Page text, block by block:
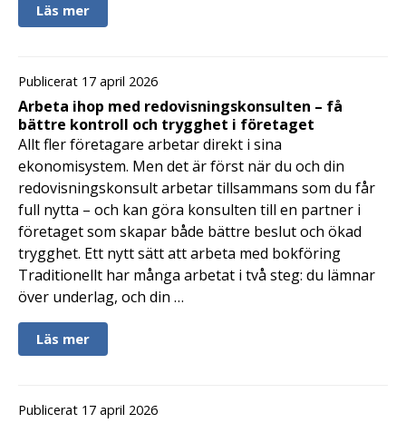
Läs mer
Publicerat 17 april 2026
Arbeta ihop med redovisningskonsulten – få
bättre kontroll och trygghet i företaget
Allt fler företagare arbetar direkt i sina
ekonomisystem. Men det är först när du och din
redovisningskonsult arbetar tillsammans som du får
full nytta – och kan göra konsulten till en partner i
företaget som skapar både bättre beslut och ökad
trygghet. Ett nytt sätt att arbeta med bokföring
Traditionellt har många arbetat i två steg: du lämnar
över underlag, och din …
Läs mer
Publicerat 17 april 2026